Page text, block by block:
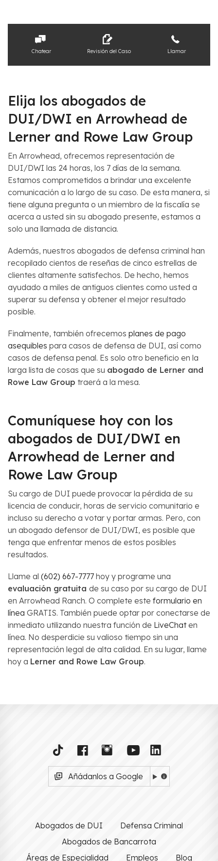
Chatear Revisión del Caso Llamar
Elija los abogados de
DUI/DWI en Arrowhead de
Lerner and Rowe Law Group
En Arrowhead, ofrecemos representación de
DUI/DWI las 24 horas, los 7 días de la semana.
Estamos comprometidos a brindar una excelente
comunicación a lo largo de su caso. De esta manera, si
tiene alguna pregunta o un miembro de la fiscalía se
acerca a usted sin su abogado presente, estamos a
solo una llamada de distancia.
Además, nuestros abogados de defensa criminal han
recopilado cientos de reseñas de cinco estrellas de
clientes altamente satisfechos. De hecho, hemos
ayudado a miles de antiguos clientes como usted a
superar su defensa y obtener el mejor resultado
posible.
Finalmente, también ofrecemos planes de pago
asequibles para casos de defensa de DUI, así como
casos de defensa penal. Es solo otro beneficio en la
larga lista de cosas que su abogado de Lerner and
Rowe Law Group traerá a la mesa.
Comuníquese hoy con los
abogados de DUI/DWI en
Arrowhead de Lerner and
Rowe Law Group
Su cargo de DUI puede provocar la pérdida de su
licencia de conducir, horas de servicio comunitario e
incluso su derecho a votar y portar armas. Pero, con
un abogado defensor de DUI/DWI, es posible que
tenga que enfrentar menos de estos posibles
resultados.
Llame al (602) 667-7777 hoy y programe una
evaluación gratuita de su caso por su cargo de DUI
en Arrowhead Ranch. O complete este formulario en
línea GRATIS. También puede optar por conectarse de
inmediato utilizando nuestra función de LiveChaten
línea. No desperdicie su valioso tiempo sin una
representación legal de alta calidad. En su lugar, llame
hoy a Lerner and Rowe Law Group.
Añádanlos a Google
Abogados de DUI
Defensa Criminal
Abogados de Bancarrota
Áreas de Especialidad
Empleos Blog